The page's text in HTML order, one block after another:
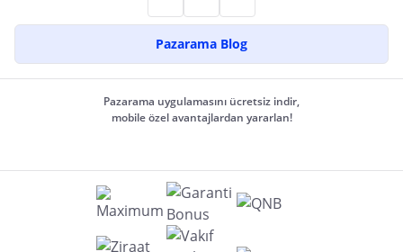
Pazarama Blog
Pazarama uygulamasını ücretsiz indir,
mobile özel avantajlardan yararlan!